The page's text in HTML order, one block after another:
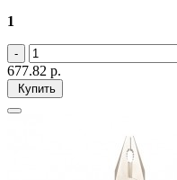
1
677.82 р.
Купить